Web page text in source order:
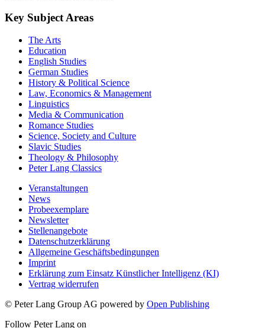
Key Subject Areas
The Arts
Education
English Studies
German Studies
History & Political Science
Law, Economics & Management
Linguistics
Media & Communication
Romance Studies
Science, Society and Culture
Slavic Studies
Theology & Philosophy
Peter Lang Classics
Veranstaltungen
News
Probeexemplare
Newsletter
Stellenangebote
Datenschutzerklärung
Allgemeine Geschäftsbedingungen
Imprint
Erklärung zum Einsatz Künstlicher Intelligenz (KI)
Vertrag widerrufen
© Peter Lang Group AG powered by Open Publishing
Follow Peter Lang on